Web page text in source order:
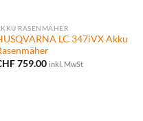
RASENMÄHER
LC 347iVX Akku
759.00 inkl. MwSt